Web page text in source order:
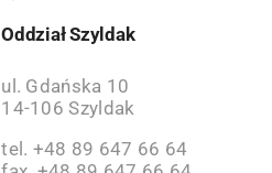
Oddział Szyldak
ul. Gdańska 10
14-106 Szyldak
tel. +48 89 647 66 64